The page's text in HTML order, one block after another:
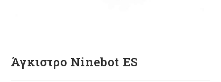
Άγκιστρο Ninebot ES